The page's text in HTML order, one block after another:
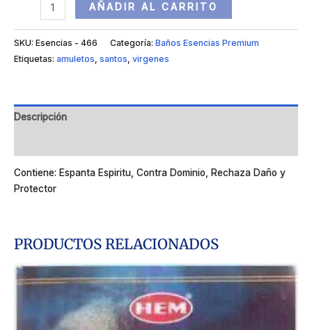
AÑADIR AL CARRITO
SKU: Esencias - 466 Categoría: Baños Esencias Premium
Etiquetas: amuletos santos virgenes
Descripción
Contiene: Espanta Espiritu, Contra Dominio, Rechaza Daño y
Protector
PRODUCTOS RELACIONADOS